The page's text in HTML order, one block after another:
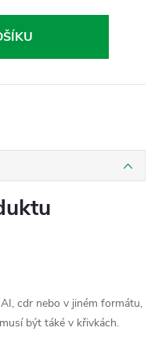
cdr nebo v jiném formátu,
být táké v křivkách.